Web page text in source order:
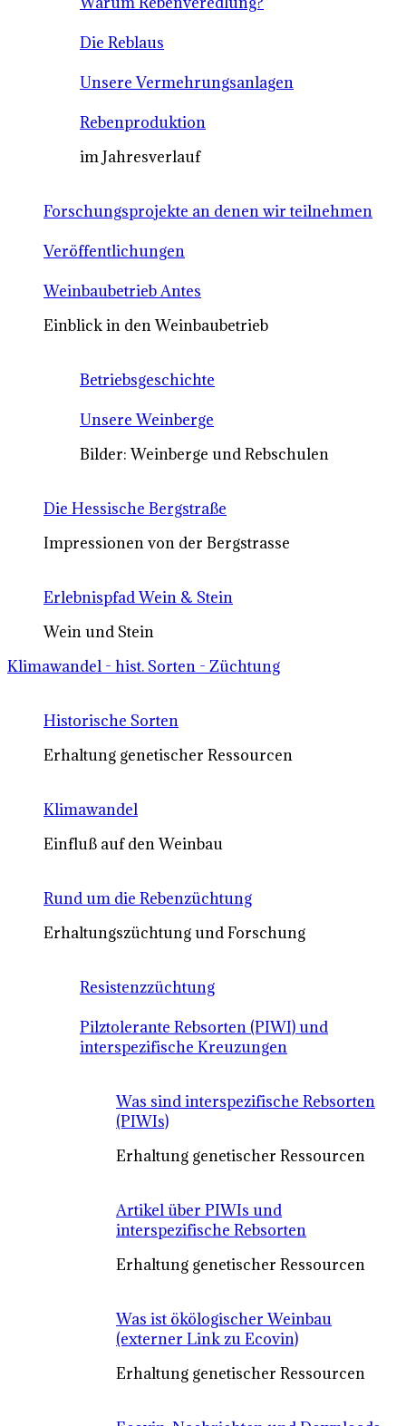
Die Reblaus
Unsere Vermehrungsanlagen
Rebenproduktion
im Jahresverlauf
Forschungsprojekte an denen wir teilnehmen
Veröffentlichungen
Weinbaubetrieb Antes
Einblick in den Weinbaubetrieb
Betriebsgeschichte
Unsere Weinberge
Bilder: Weinberge und Rebschulen
Die Hessische Bergstraße
Impressionen von der Bergstrasse
Erlebnispfad Wein & Stein
Wein und Stein
Klimawandel - hist. Sorten - Züchtung
Historische Sorten
Erhaltung genetischer Ressourcen
Klimawandel
Einfluß auf den Weinbau
Rund um die Rebenzüchtung
Erhaltungszüchtung und Forschung
Resistenzzüchtung
Pilztolerante Rebsorten (PIWI) und
interspezifische Kreuzungen
Was sind interspezifische Rebsorten
(PIWIs)
Erhaltung genetischer Ressourcen
Artikel über PIWIs und
interspezifische Rebsorten
Erhaltung genetischer Ressourcen
Was ist ökölogischer Weinbau
(externer Link zu Ecovin)
Erhaltung genetischer Ressourcen